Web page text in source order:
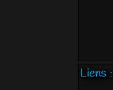
Liens :